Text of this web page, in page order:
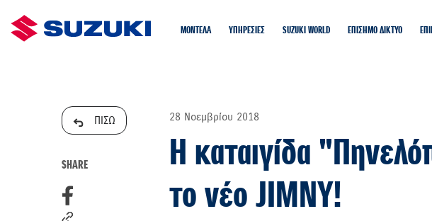
ΜΟΝΤΕΛΑ ΥΠΗΡΕΣΙΕΣ SUZUKI WORLD ΕΠΙΣΗΜΟ ΔΙΚΤΥΟ
ΠΙΣΩ
SHARE
28 Νοεμβρίου 2018
Η καταιγίδα
το νέο JIMNY!